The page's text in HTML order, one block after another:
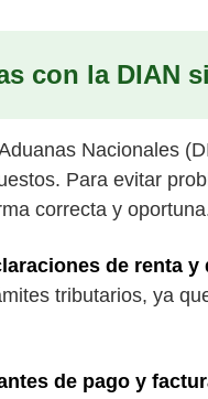
con la DIAN
Nacionales
Para evitar
correcta y
de renta
tributarios, ya
de pago y